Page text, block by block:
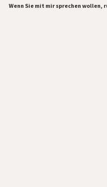
Wenn Sie mit mir sprechen wollen,